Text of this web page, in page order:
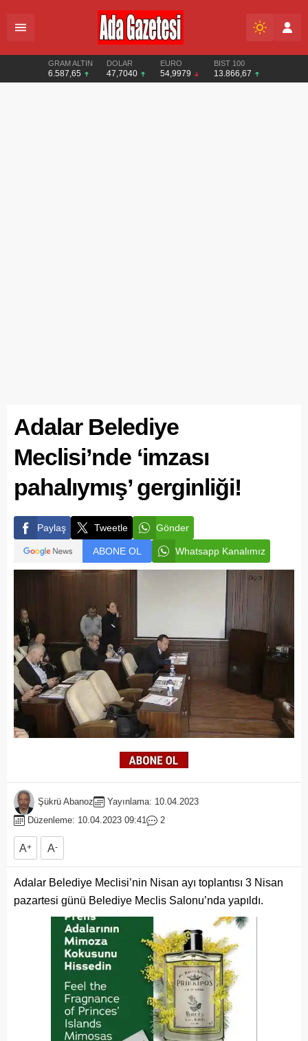
GRAM ALTIN
6.587,65
DOLAR
47,7040
EURO
54,9979
BIST 100
13.866,67
Adalar Belediye
Meclisi’nde ‘imzası
pahalıymış’ gerginliği!
Paylaş Tweetle Gönder
ABONE OL Whatsapp Kanalımız
Şükrü Abanoz
Yayınlama: 10.04.2023
Düzenleme: 10.04.2023 09:41
2
A+ A-
Adalar Belediye Meclisi’nin Nisan ayı toplantısı 3 Nisan
pazartesi günü Belediye Meclis Salonu’nda yapıldı.